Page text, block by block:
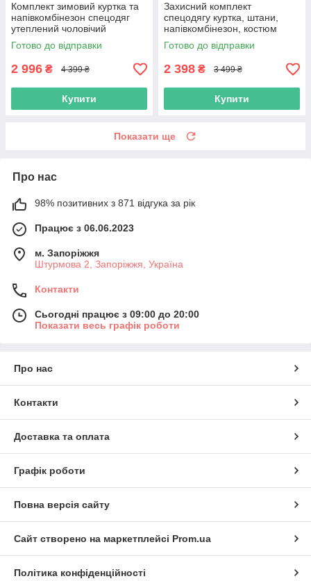
Комплект зимовий куртка та
напівкомбінезон спецодяг
утеплений чоловічий
захисний спец роба теплий
робочий костюм
Готово до відправки
2 996 ₴ 4 399 ₴
Купити
Захисний комплект
спецодягу куртка, штани,
напівкомбінезон, костюм
роба для робочих спецівка
польша
Готово до відправки
2 398 ₴ 3 499 ₴
Купити
Показати ще
Про нас
98% позитивних з 871 відгука за рік
Працює з 06.06.2023
м. Запоріжжя
Штурмова 2, Запоріжжя, Україна
Контакти
Сьогодні працює з 09:00 до 20:00
Показати весь графік роботи
Про нас
Контакти
Доставка та оплата
Графік роботи
Повна версія сайту
Сайт створено на маркетплейсі Prom.ua
Політика конфіденційності